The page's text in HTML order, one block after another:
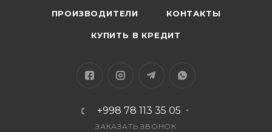
ПРОИЗВОДИТЕЛИ КОНТАКТЫ
КУПИТЬ В КРЕДИТ
+998 78 113 35 05
ЗАКАЗАТЬ ЗВОНОК